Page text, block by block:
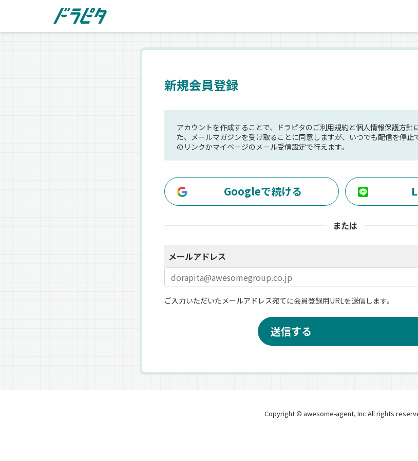
新規会員登録
アカウントを作成することで、ドラピタの ご利用規約と個人情報保護方針
た、メールマガジンを受け取ることに同意しますが、いつでも配信を停止
のリンクかマイページのメール受信設定で行えます。
Googleで続ける
または
メールアドレス
ご入力いただいたメールアドレス宛てに会員登録用URLを送信します。
送信する
Copyright © awesome-agent, Inc All rights